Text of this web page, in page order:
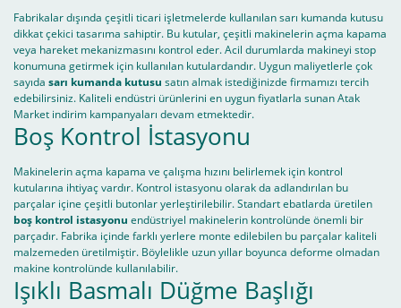
Fabrikalar dışında çeşitli ticari işletmelerde kullanılan sarı kumanda kutusu
dikkat çekici tasarıma sahiptir. Bu kutular, çeşitli makinelerin açma kapama
veya hareket mekanizmasını kontrol eder. Acil durumlarda makineyi stop
konumuna getirmek için kullanılan kutulardandır. Uygun maliyetlerle çok
sayıda sarı kumanda kutusu satın almak istediğinizde firmamızı tercih
edebilirsiniz. Kaliteli endüstri ürünlerini en uygun fiyatlarla sunan Atak
Market indirim kampanyaları devam etmektedir.
Boş Kontrol İstasyonu
Makinelerin açma kapama ve çalışma hızını belirlemek için kontrol
kutularına ihtiyaç vardır. Kontrol istasyonu olarak da adlandırılan bu
parçalar içine çeşitli butonlar yerleştirilebilir. Standart ebatlarda üretilen
boş kontrol istasyonu endüstriyel makinelerin kontrolünde önemli bir
parçadır. Fabrika içinde farklı yerlere monte edilebilen bu parçalar kaliteli
malzemeden üretilmiştir. Böylelikle uzun yıllar boyunca deforme olmadan
makine kontrolünde kullanılabilir.
Işıklı Basmalı Düğme Başlığı